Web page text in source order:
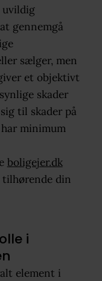
uvildig
gennemgå
sælger, men
et objektivt
skader
til skader på
minimum
boligejer.dk
tilhørende din
i
element i